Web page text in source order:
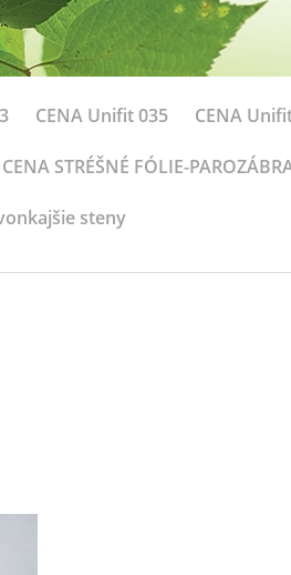
CENA Unifit 035 CENA
CENA STRÉŠNÉ FÓLIE-
steny